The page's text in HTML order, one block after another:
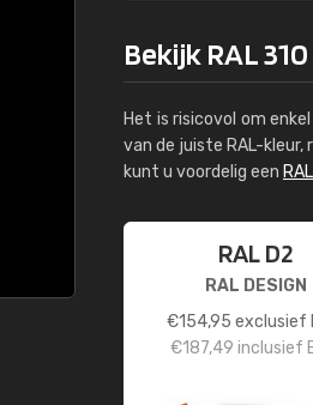
Bekijk RAL
Het is risicovol om
van de juiste RAL-kleur,
kunt u voordelig een
RAL D2
RAL DESIGN
€154,95 exclusief
€187,49 inclusief